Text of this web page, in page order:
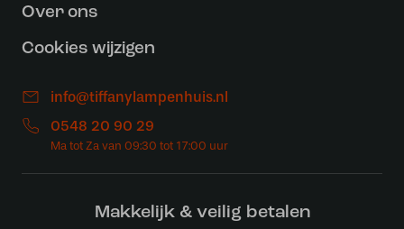
Over ons
Cookies wijzigen
info@tiffanylampenhuis.nl
0548 20 90 29
Makkelijk & veilig betalen